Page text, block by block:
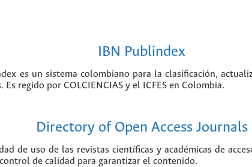
IBN Publindex
es un sistema colombiano para la clasificación,
regido por COLCIENCIAS y el ICFES en Colombia.
Directory of Open Access Journals
de uso de las revistas científicas y académicas de
de calidad para garantizar el contenido.